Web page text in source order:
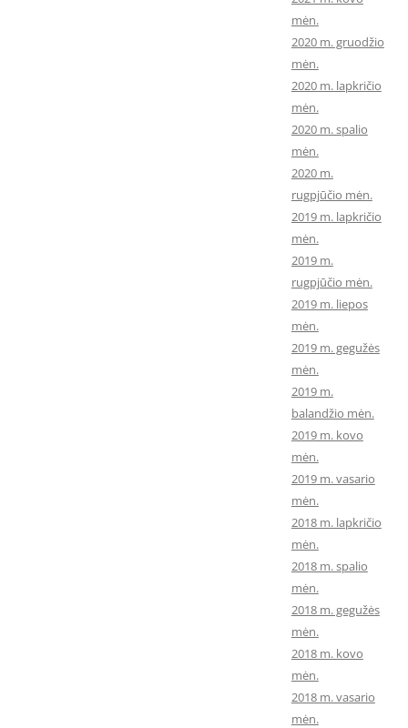
mėn.
2020 m. gruodžio
mėn.
2020 m. lapkričio
mėn.
2020 m. spalio
mėn.
2020 m.
rugpjūčio mėn.
2019 m. lapkričio
mėn.
2019 m.
rugpjūčio mėn.
2019 m. liepos
mėn.
2019 m. gegužės
mėn.
2019 m.
balandžio mėn.
2019 m. kovo
mėn.
2019 m. vasario
mėn.
2018 m. lapkričio
mėn.
2018 m. spalio
mėn.
2018 m. gegužės
mėn.
2018 m. kovo
mėn.
2018 m. vasario
mėn.